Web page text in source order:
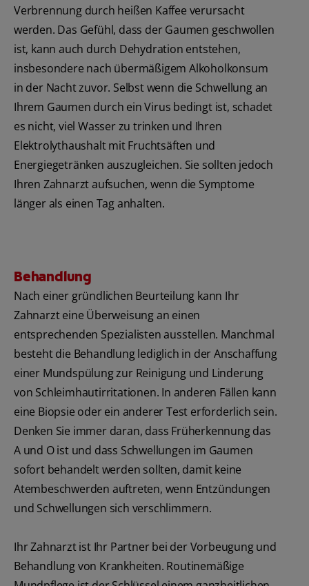
Verbrennung durch heißen Kaffee verursacht
werden. Das Gefühl, dass der Gaumen geschwollen
ist, kann auch durch Dehydration entstehen,
insbesondere nach übermäßigem Alkoholkonsum
in der Nacht zuvor. Selbst wenn die Schwellung an
Ihrem Gaumen durch ein Virus bedingt ist, schadet
es nicht, viel Wasser zu trinken und Ihren
Elektrolythaushalt mit Fruchtsäften und
Energiegetränken auszugleichen. Sie sollten jedoch
Ihren Zahnarzt aufsuchen, wenn die Symptome
länger als einen Tag anhalten.
Behandlung
Nach einer gründlichen Beurteilung kann Ihr
Zahnarzt eine Überweisung an einen
entsprechenden Spezialisten ausstellen. Manchmal
besteht die Behandlung lediglich in der Anschaffung
einer Mundspülung zur Reinigung und Linderung
von Schleimhautirritationen. In anderen Fällen kann
eine Biopsie oder ein anderer Test erforderlich sein.
Denken Sie immer daran, dass Früherkennung das
A und O ist und dass Schwellungen im Gaumen
sofort behandelt werden sollten, damit keine
Atembeschwerden auftreten, wenn Entzündungen
und Schwellungen sich verschlimmern.
Ihr Zahnarzt ist Ihr Partner bei der Vorbeugung und
Behandlung von Krankheiten. Routinemäßige